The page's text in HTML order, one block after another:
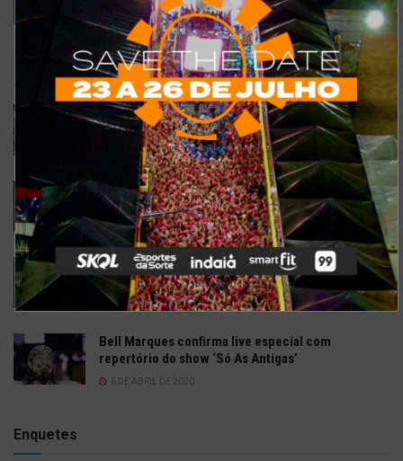
TRENDING COMMENTS RECENTES
Confira a programação completa do São João de
Maracanaú 2022
19 DE JULHO DE 2022
Confira 5 restaurantes temáticos em Fortaleza
para visitar neste feriado
6 DE SETEMBRO DE 2021
Gusttavo Lima inicia venda de ingressos para
festival em navio luxuoso; saiba mais
9 DE JULHO DE 2021
Bell Marques confirma live especial com
repertório do show ‘Só As Antigas’
6 DE ABRIL DE 2020
Enquetes